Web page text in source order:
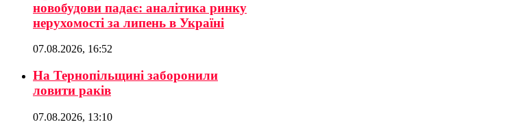
новобудови падає: аналітика ринку
нерухомості за липень в Україні
07.08.2026, 16:52
На Тернопільщині заборонили
ловити раків
07.08.2026, 13:10